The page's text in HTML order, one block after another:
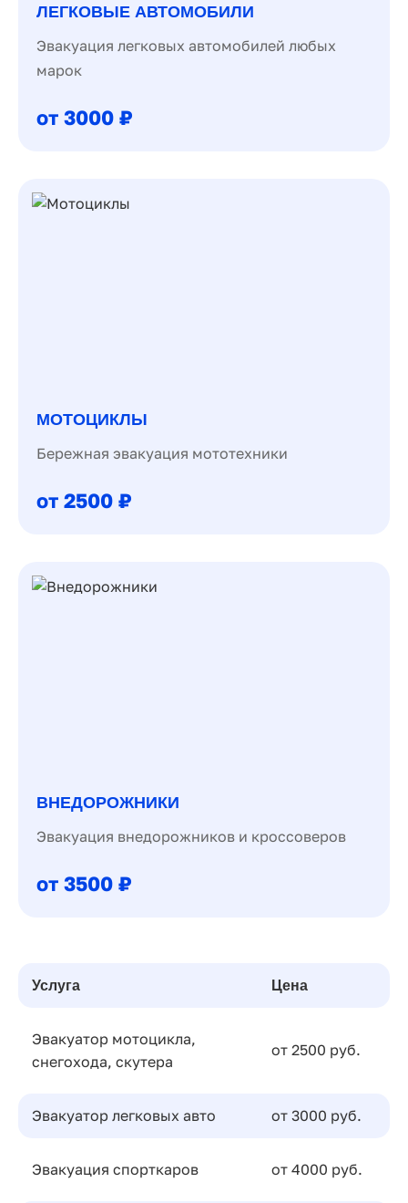
ЛЕГКОВЫЕ АВТОМОБИЛИ
Эвакуация легковых автомобилей любых
марок
от 3000 ₽
МОТОЦИКЛЫ
Бережная эвакуация мототехники
от 2500 ₽
ВНЕДОРОЖНИКИ
Эвакуация внедорожников и кроссоверов
от 3500 ₽
Услуга Цена
Эвакуатор мотоцикла,
снегохода, скутера
от 2500 руб.
Эвакуатор легковых авто от 3000 руб.
Эвакуация спорткаров от 4000 руб.